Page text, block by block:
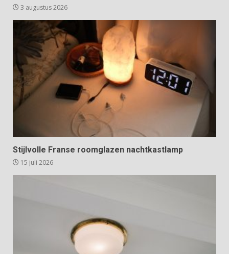
3 augustus 2026
Stijlvolle Franse roomglazen nachtkastlamp
15 juli 2026